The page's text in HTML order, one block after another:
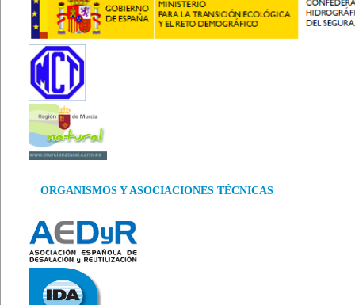
ORGANISMOS Y ASOCIACIONES TÉCNICAS